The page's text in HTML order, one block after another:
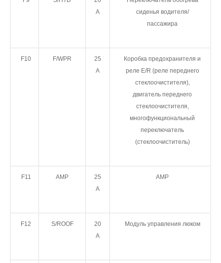
A
сиденья водителя/
пассажира
F10 F/WPR
25
A
Коробка предохранителя и
реле E/R (реле переднего
стеклоочистителя),
двигатель переднего
стеклоочистителя,
многофункциональный
переключатель
(стеклоочиститель)
F11 AMP
25
A
AMP
F12 S/ROOF
20
A
Модуль управления люком